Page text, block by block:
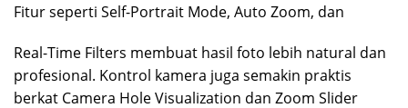
Fitur seperti Self-Portrait Mode, Auto Zoom, dan
Real-Time Filters membuat hasil foto lebih natural dan
profesional. Kontrol kamera juga semakin praktis
berkat Camera Hole Visualization dan Zoom Slider